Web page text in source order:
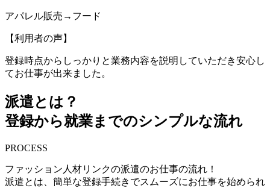
アパレル販売→フード
【利用者の声】
登録時点からしっかりと業務内容を説明していただき安心し
てお仕事が出来ました。
派遣とは？
登録から就業までのシンプルな流れ
PROCESS
ファッション人材リンクの派遣のお仕事の流れ！
派遣とは、簡単な登録手続きでスムーズにお仕事を始められ